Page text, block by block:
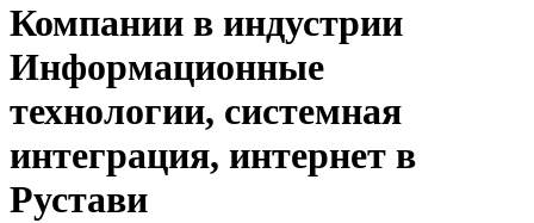
Компании в индустрии
Информационные
технологии, системная
интеграция, интернет в
Рустави